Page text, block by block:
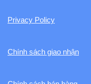
Privacy Policy
Chính sách giao nhận